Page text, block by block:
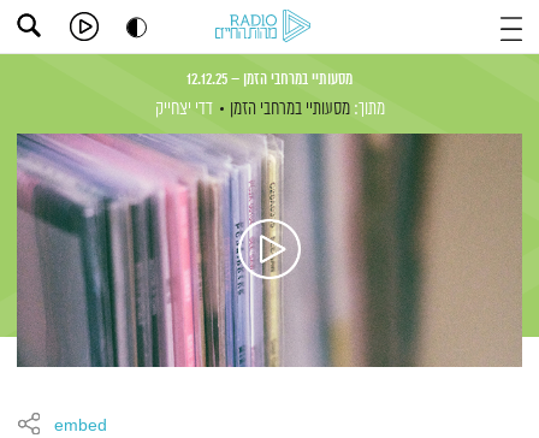
מסעותיי במרחבי הזמן – 12.12.25
מתוך: מסעותיי במרחבי הזמן דדי יצחייק
embed